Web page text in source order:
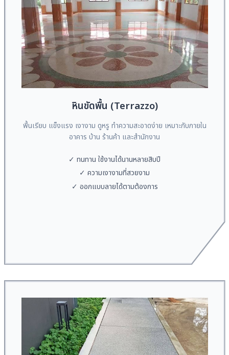
หินขัดพื้น (Terrazzo)
พื้นเรียบ แข็งแรง เงางาม ดูหรู ทำความสะอาดง่าย เหมาะกับภายใน
อาคาร บ้าน ร้านค้า และสำนักงาน
✓ ทนทาน ใช้งานได้นานหลายสิบปี
✓ ความเงางามที่สวยงาม
✓ ออกแบบลายได้ตามต้องการ